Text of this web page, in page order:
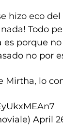
hizo eco
Todo
es porque
no por
lo
April